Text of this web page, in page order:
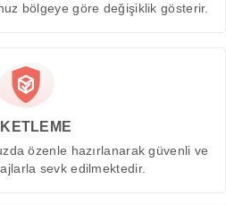
bölgeye göre değişiklik gösterir.
özenle hazırlanarak güvenli ve
sevk edilmektedir.